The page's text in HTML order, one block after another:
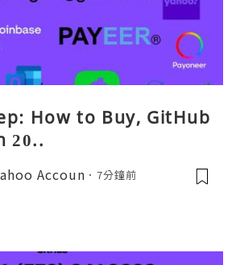
How to Buy, GitHub
20..
Accoun 7分鐘前